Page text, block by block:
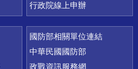
行政院線上申辦
國防部相關單位連結
中華民國國防部
政戰資訊服務網